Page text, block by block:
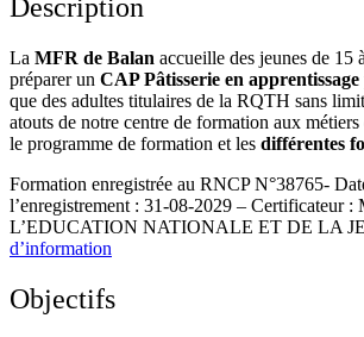
Description
La MFR de Balan accueille des jeunes de 15
préparer un CAP Pâtisserie en
que des adultes titulaires de la RQTH sans
atouts de notre centre de formation aux
le programme de formation et les différentes
Formation enregistrée au RNCP N°38765-
l’enregistrement : 31-08-2029 – Certificateur
L’EDUCATION NATIONALE ET DE LA
d’information
Objectifs